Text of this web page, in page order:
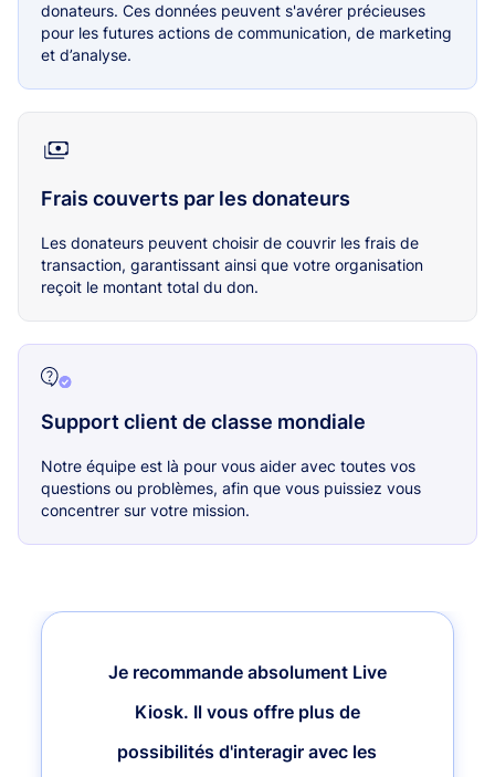
donateurs. Ces données peuvent s'avérer précieuses
pour les futures actions de communication, de marketing
et d’analyse.
Frais couverts par les donateurs
Les donateurs peuvent choisir de couvrir les frais de
transaction, garantissant ainsi que votre organisation
reçoit le montant total du don.
Support client de classe mondiale
Notre équipe est là pour vous aider avec toutes vos
questions ou problèmes, afin que vous puissiez vous
concentrer sur votre mission.
Je recommande absolument Live
Kiosk. Il vous offre plus de
possibilités d'interagir avec les